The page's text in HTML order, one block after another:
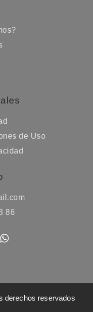
de Uso
86
derechos reservados